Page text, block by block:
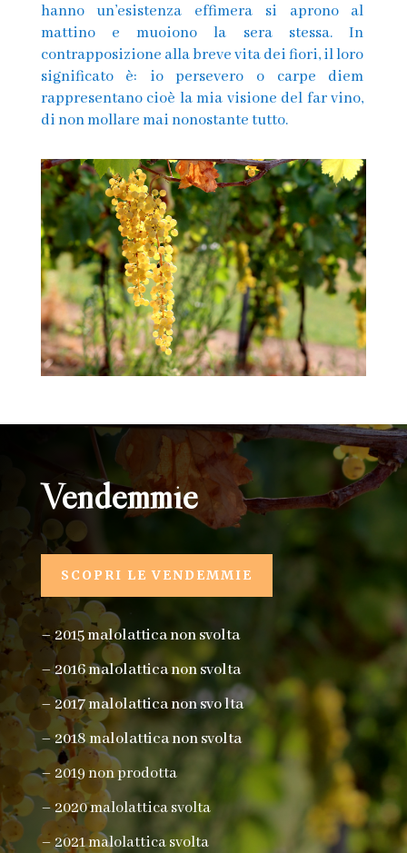
hanno un’esistenza effimera si aprono al
mattino e muoiono la sera stessa. In
contrapposizione alla breve vita dei fiori, il loro
significato è: io persevero o carpe diem
rappresentano cioè la mia visione del far vino,
di non mollare mai nonostante tutto.
Vendemmie
SCOPRI LE VENDEMMIE
– 2015 malolattica non svolta
– 2016 malolattica non svolta
– 2017 malolattica non svo lta
– 2018 malolattica non svolta
– 2019 non prodotta
– 2020 malolattica svolta
– 2021 malolattica svolta